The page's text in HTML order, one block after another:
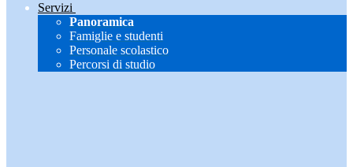
Servizi
Panoramica
Famiglie e studenti
Personale scolastico
Percorsi di studio